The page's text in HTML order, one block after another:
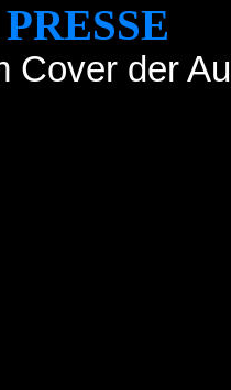
Cover der